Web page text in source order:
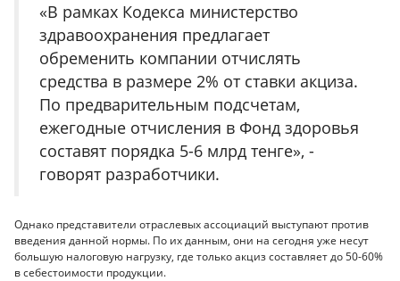
«В рамках Кодекса министерство
здравоохранения предлагает
обременить компании отчислять
средства в размере 2% от ставки акциза.
По предварительным подсчетам,
ежегодные отчисления в Фонд здоровья
составят порядка 5-6 млрд тенге», -
говорят разработчики.
Однако представители отраслевых ассоциаций выступают против
введения данной нормы. По их данным, они на сегодня уже несут
большую налоговую нагрузку, где только акциз составляет до 50-60%
в себестоимости продукции.